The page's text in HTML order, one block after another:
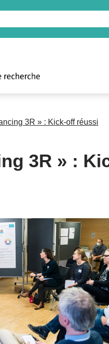
3R » : Kick-off réussi
3R » :